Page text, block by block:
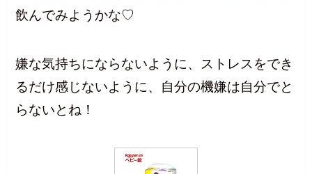
飲んでみようかな♡
嫌な気持ちにならないように、ストレスをでき
るだけ感じないように、自分の機嫌は自分でと
らないとね！